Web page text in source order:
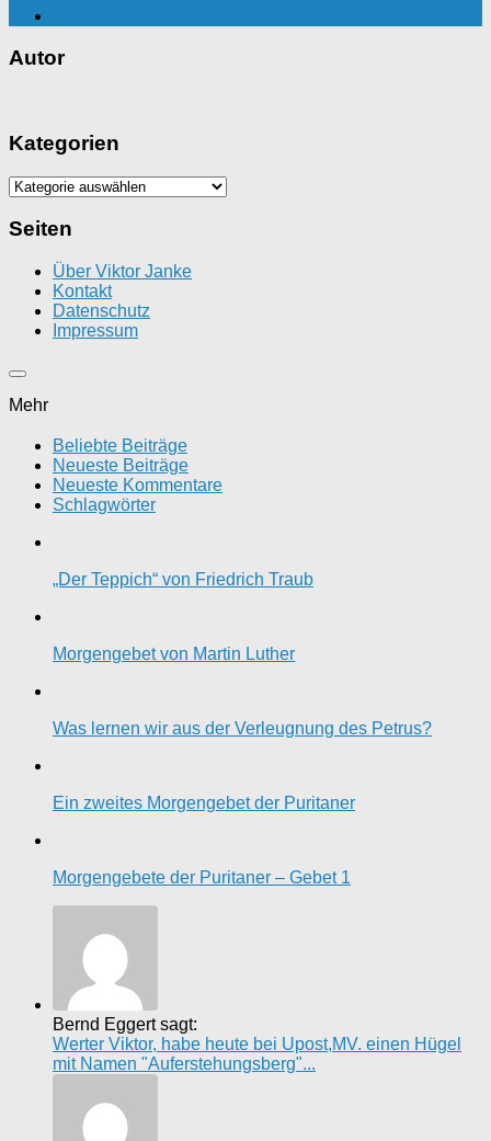
Autor
Kategorien
Kategorien
Seiten
Über Viktor Janke
Kontakt
Datenschutz
Impressum
Mehr
Beliebte Beiträge
Neueste Beiträge
Neueste Kommentare
Schlagwörter
„Der Teppich“ von Friedrich Traub
Morgengebet von Martin Luther
Was lernen wir aus der Verleugnung des Petrus?
Ein zweites Morgengebet der Puritaner
Morgengebete der Puritaner – Gebet 1
Bernd Eggert sagt:
Werter Viktor, habe heute bei Upost,MV. einen Hügel
mit Namen "Auferstehungsberg"...